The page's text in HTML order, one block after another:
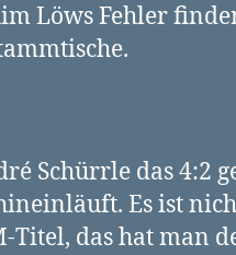
Löws Fehler
Schürrle das 4:2
Es ist
Titel, das hat man